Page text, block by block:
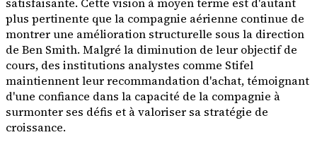
plus pertinente que la compagnie aérienne continue de
montrer une amélioration structurelle sous la direction
de Ben Smith. Malgré la diminution de leur objectif de
cours, des institutions analystes comme Stifel
maintiennent leur recommandation d'achat, témoignant
d'une confiance dans la capacité de la compagnie à
surmonter ses défis et à valoriser sa stratégie de
croissance.